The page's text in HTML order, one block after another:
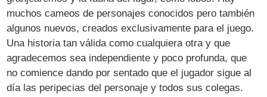
muchos cameos de personajes conocidos pero también
algunos nuevos, creados exclusivamente para el juego.
Una historia tan válida como cualquiera otra y que
agradecemos sea independiente y poco profunda, que
no comience dando por sentado que el jugador sigue al
día las peripecias del personaje y todos sus colegas.